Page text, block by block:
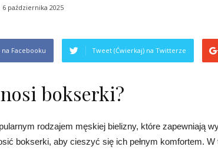
6 października 2025
Facebooku Tweet (Ćwierkaj) na Twitterze
bokserki?
rodzajem męskiej bielizny, które zapewniają
bokserki, aby cieszyć się ich pełnym komfortem.